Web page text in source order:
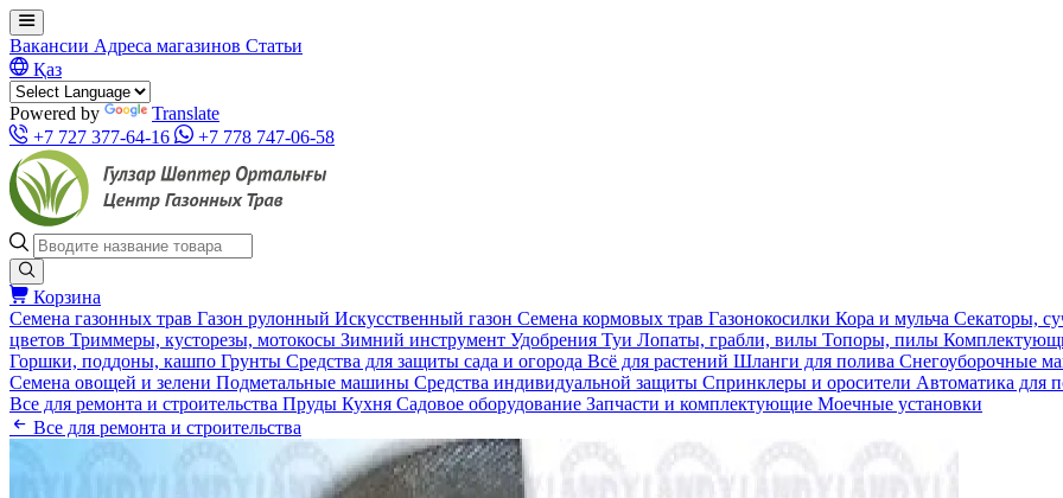
Вакансии Адреса магазинов Статьи
Қаз
Powered by
Translate
+7 727 377-64-16
+7 778 747-06-58
Корзина
Семена газонных трав Газон рулонный Искусственный газон Семена кормовых трав Газонокосилки Кора и мульча Секаторы,
цветов Триммеры, кусторезы, мотокосы Зимний инструмент Удобрения Туи Лопаты, грабли, вилы Топоры, пилы
Горшки, поддоны, кашпо Грунты Средства для защиты сада и огорода Всё для растений Шланги для полива Снегоуборочные
Семена овощей и зелени Подметальные машины Средства индивидуальной защиты Спринклеры и оросители Автоматика для
Все для ремонта и строительства Пруды Кухня Садовое оборудование Запчасти и комплектующие Моечные установки
Все для ремонта и строительства